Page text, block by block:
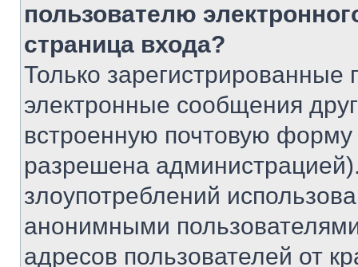
пользователю
страница входа?
Только зарегистрированные
электронные сообщения
встроенную почтовую
разрешена
злоупотреблений
анонимными
адресов пользователей от